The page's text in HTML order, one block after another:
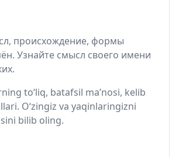
происхождение, формы
Узнайте смысл своего имени
to‘liq, batafsil ma’nosi, kelib
O‘zingiz va yaqinlaringizni
bilib oling.